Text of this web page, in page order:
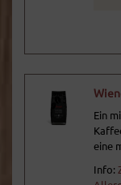
Ein
eine
Info: